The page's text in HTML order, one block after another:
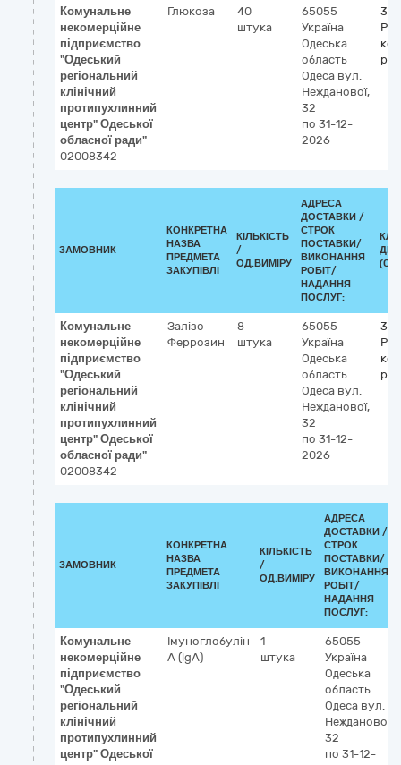
Комунальне
некомерційне
підприємство
"Одеський
регіональний
клінічний
протипухлинний
центр" Одеської
обласної ради"
02008342
Глюкоза
40
штука
65055
Україна
Одеська
область
Одеса вул.
Нежданової,
32
по 31-12-
2026
ЗАМОВНИК
КОНКРЕТНА
НАЗВА
ПРЕДМЕТА
ЗАКУПІВЛІ
КІЛЬКІСТЬ
/
ОД.ВИМІРУ
АДРЕСА
ДОСТАВКИ /
СТРОК
ПОСТАВКИ/
ВИКОНАННЯ
РОБІТ/
НАДАННЯ
ПОСЛУГ:
ДК
Комунальне
некомерційне
підприємство
"Одеський
регіональний
клінічний
протипухлинний
центр" Одеської
обласної ради"
02008342
Залізо-
Феррозин
8
штука
65055
Україна
Одеська
область
Одеса вул.
Нежданової,
32
по 31-12-
2026
ЗАМОВНИК
КОНКРЕТНА
НАЗВА
ПРЕДМЕТА
ЗАКУПІВЛІ
КІЛЬКІСТЬ
/
ОД.ВИМІРУ
АДРЕСА
ДОСТАВКИ /
СТРОК
ПОСТАВКИ/
ВИКОНАННЯ
РОБІТ/
НАДАННЯ
ПОСЛУГ:
Комунальне
некомерційне
підприємство
"Одеський
регіональний
клінічний
протипухлинний
центр" Одеської
Імуноглобулін
А (lgA)
1
штука
65055
Україна
Одеська
область
Одеса вул.
Нежданової,
32
по 31-12-